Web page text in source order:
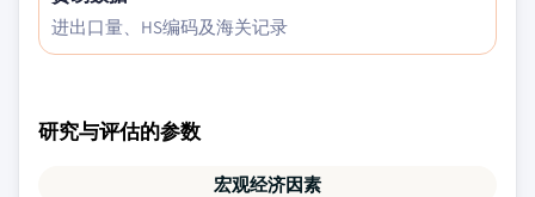
进出口量、HS编码及海关记录
研究与评估的参数
宏观经济因素